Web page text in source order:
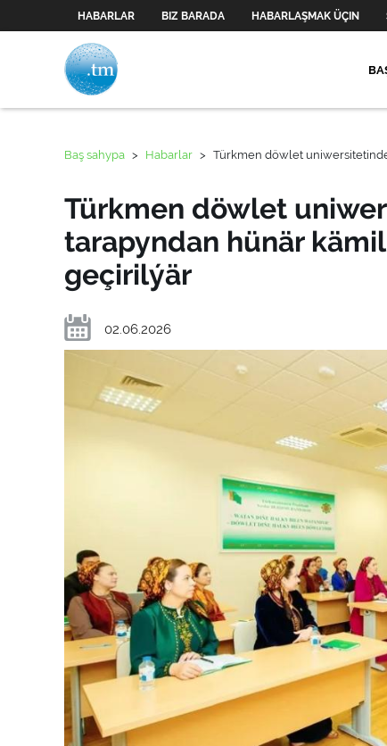
HABARLAR BIZ BARADA HABARLAŞMAK ÜÇIN
Baş sahypa > Habarlar > Türkmen döwlet
Türkmen döwlet
tarapyndan hünär
geçirilýär
02.06.2026